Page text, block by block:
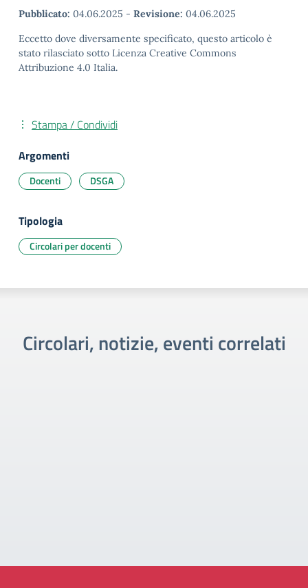
Pubblicato: 04.06.2025 - Revisione: 04.06.2025
Eccetto dove diversamente specificato, questo articolo è
stato rilasciato sotto Licenza Creative Commons
Attribuzione 4.0 Italia.
Stampa / Condividi
Argomenti
Docenti DSGA
Tipologia
Circolari per docenti
Circolari, notizie, eventi correlati